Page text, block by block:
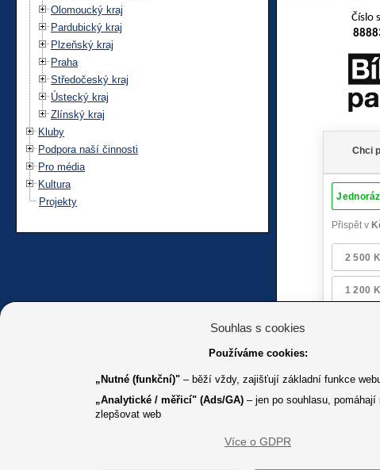
Olomoucký kraj
Pardubický kraj
Plzeňský kraj
Praha
Středočeský kraj
Ústecký kraj
Zlínský kraj
Kluby
Podpora naší činnosti
Pro média
Kultura
Projekty
Číslo
K
Souhlas s cookies
Používáme cookies:
„Nutné (funkční)" – běží vždy, zajišťují základní funkce
„Analytické / měřicí" (Ads/GA) – jen po souhlasu, pomáhají
zlepšovat web
Více o GDPR